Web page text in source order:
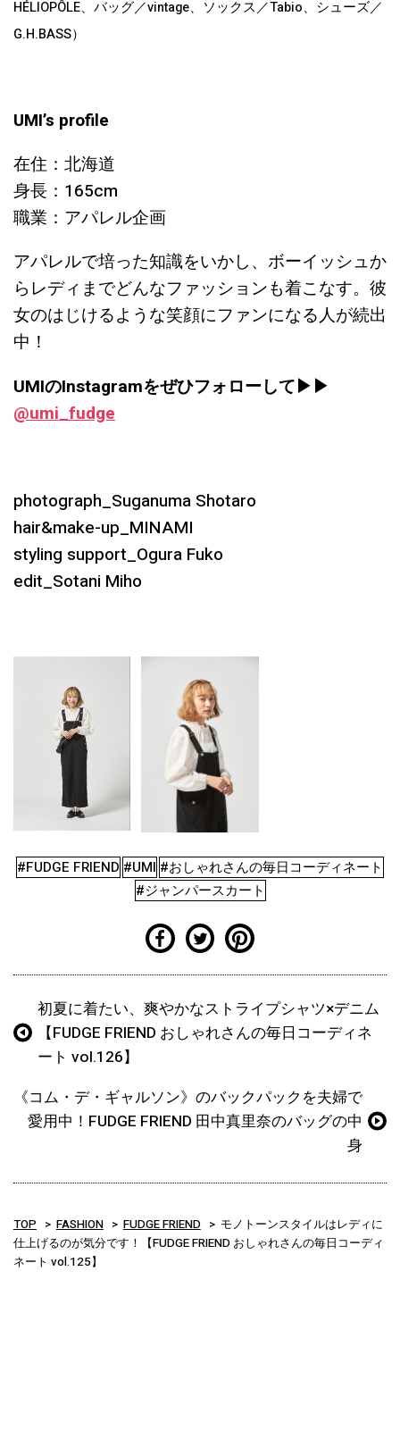
HÉLIOPÔLE、バッグ／vintage、ソックス／Tabio、シューズ／
G.H.BASS）
UMI’s profile
在住：北海道
身長：165cm
職業：アパレル企画
アパレルで培った知識をいかし、ボーイッシュか
らレディまでどんなファッションも着こなす。彼
女のはじけるような笑顔にファンになる人が続出
中！
UMIのInstagramをぜひフォローして▶︎▶︎
@umi_fudge
photograph_Suganuma Shotaro
hair&make-up_MINAMI
styling support_Ogura Fuko
edit_Sotani Miho
#FUDGE FRIEND #UMI #おしゃれさんの毎日コーディネート
#ジャンパースカート
初夏に着たい、爽やかなストライプシャツ×デニム
【FUDGE FRIEND おしゃれさんの毎日コーディネ
ート vol.126】
《コム・デ・ギャルソン》のバックパックを夫婦で
愛用中！FUDGE FRIEND 田中真里奈のバッグの中
身
TOP FASHION FUDGE FRIEND
モノトーンスタイルはレディに
仕上げるのが気分です！【FUDGE FRIEND おしゃれさんの毎日コーディ
ネート vol.125】